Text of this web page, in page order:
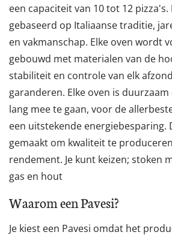
een capaciteit van 10 tot 12 pizza's.
gebaseerd op Italiaanse traditie,
en vakmanschap. Elke oven wordt
gebouwd met materialen van de
stabiliteit en controle van elk
garanderen. Elke oven is
lang mee te gaan, voor de
een uitstekende energiebesparing.
gemaakt om kwaliteit te
rendement. Je kunt keizen; stoken
gas en hout
Waarom een Pavesi?
Je kiest een Pavesi omdat het